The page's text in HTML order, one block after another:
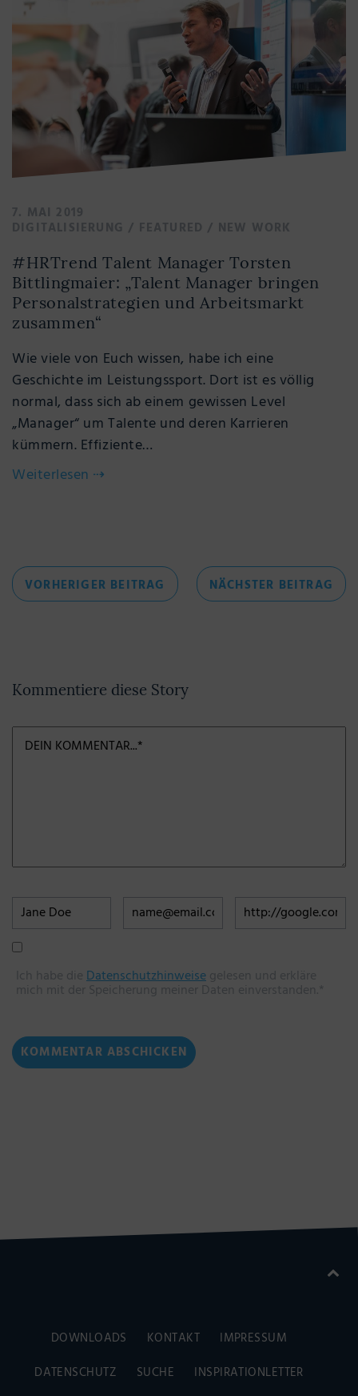
7. MAI 2019
DIGITALISIERUNG / FEATURED / NEW WORK
#HRTrend Talent Manager Torsten
Bittlingmaier: „Talent Manager bringen
Personalstrategien und Arbeitsmarkt
zusammen“
Wie viele von Euch wissen, habe ich eine
Geschichte im Leistungssport. Dort ist es völlig
normal, dass sich ab einem gewissen Level
„Manager“ um Talente und deren Karrieren
kümmern. Effiziente…
Weiterlesen ⇢
Beitragsnavigation
VORHERIGER BEITRAG VORHERIGER
BEITRAG
NÄCHSTER BEITRAG
Kommentiere diese Story
Ich habe dieDatenschutzhinweisegelesen und erkläre
mich mit der Speicherung meiner Daten einverstanden.*
DOWNLOADS KONTAKT
IMPRESSUM
DATENSCHUTZ
SUCHE
INSPIRATIONLETTER